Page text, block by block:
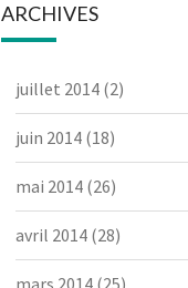
ARCHIVES
juillet 2014(2)
juin 2014(18)
mai 2014(26)
avril 2014(28)
mars 2014(25)